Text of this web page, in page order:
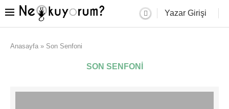
Yazar Girişi
Anasayfa » Son Senfoni
SON SENFONI